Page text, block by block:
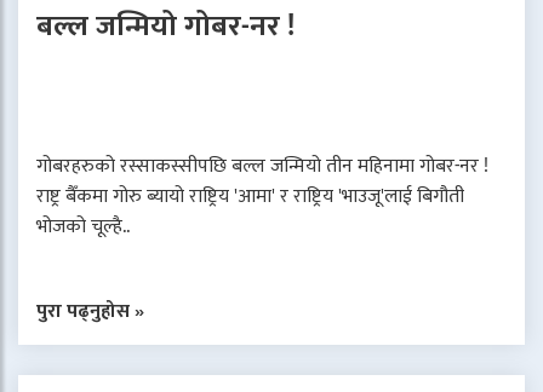
बल्ल जन्मियो गोबर-नर !
गोबरहरुको रस्साकस्सीपछि बल्ल जन्मियो तीन महिनामा गोबर-नर !
राष्ट्र बैँकमा गोरु ब्यायो राष्ट्रिय 'आमा' र राष्ट्रिय 'भाउजू'लाई बिगौती
भोजको चूल्है..
पुरा पढ्नुहोस »